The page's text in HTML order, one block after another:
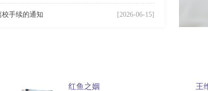
校手续的通知 [2026-06-15]
红鱼之姻 王